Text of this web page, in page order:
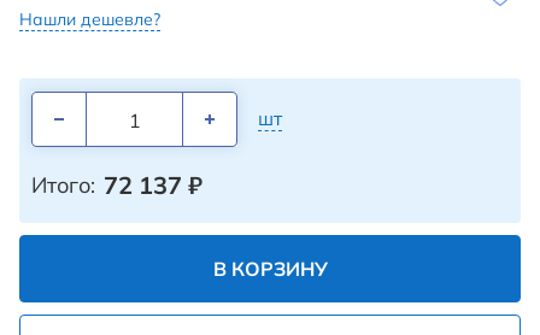
Нашли дешевле?
шт
Итого: 72 137 ₽
В КОРЗИНУ